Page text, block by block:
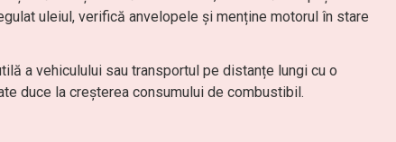
uleiul, verifică anvelopele și menține motorul în stare
a vehiculului sau transportul pe distanțe lungi cu o
duce la creșterea consumului de combustibil.